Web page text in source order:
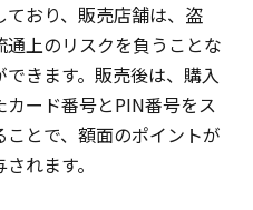
おり、販売店舗は、盗
上のリスクを負うことな
きます。販売後は、購入
ード番号とPIN番号をス
とで、額面のポイントが
れます。